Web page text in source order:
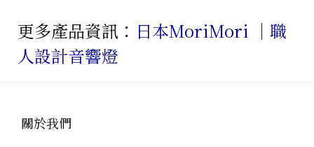
更多產品資訊： 日本MoriMori ｜職
人設計音響燈
關於我們